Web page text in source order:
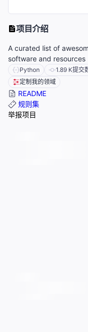
项目介绍
A curated list of
software and resources
Python 1.89 K提交
定制我的领域
README
规则集
举报项目